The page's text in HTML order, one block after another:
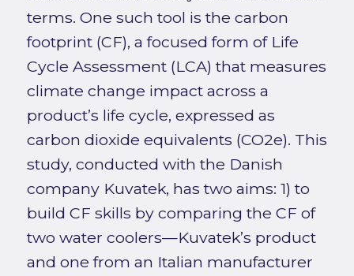
terms. One such tool is the carbon
footprint (CF), a focused form of Life
Cycle Assessment (LCA) that measures
climate change impact across a
product’s life cycle, expressed as
carbon dioxide equivalents (CO2e). This
study, conducted with the Danish
company Kuvatek, has two aims: 1) to
build CF skills by comparing the CF of
two water coolers—Kuvatek’s product
and one from an Italian manufacturer